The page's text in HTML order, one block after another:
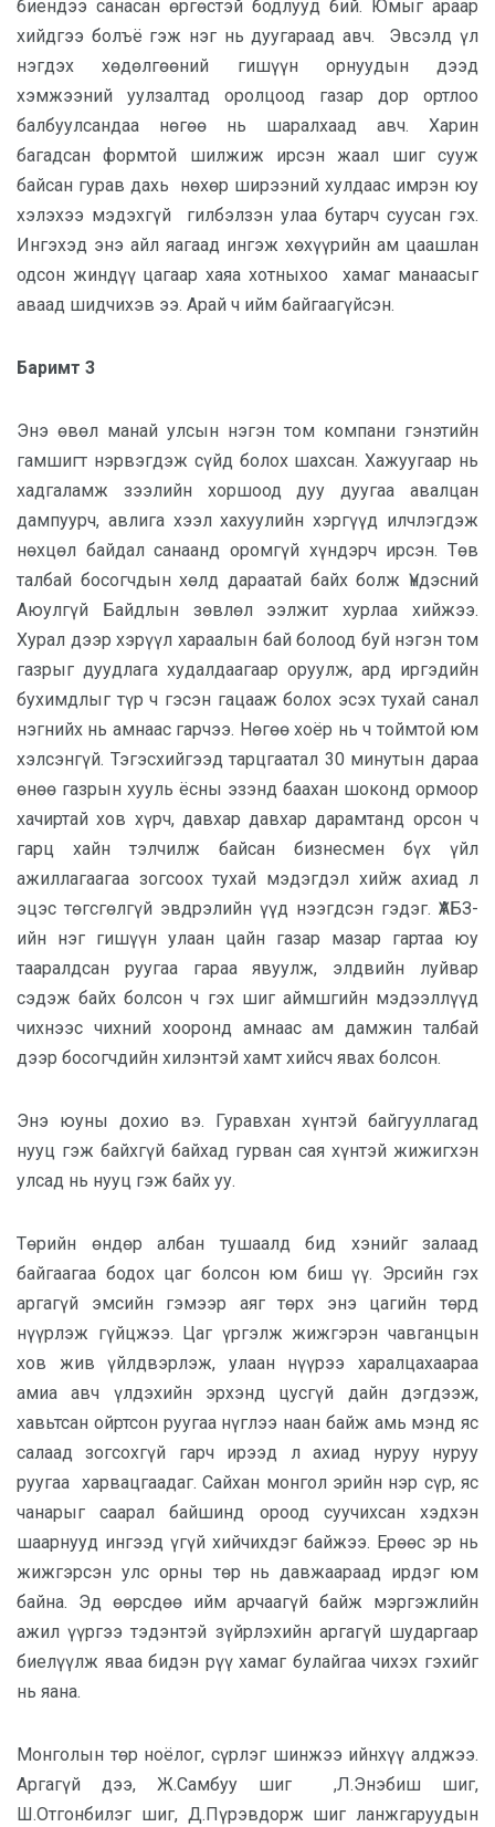
биендээ санасан өргөстэй бодлууд бий. Юмыг араар
хийдгээ болъё гэж нэг нь дуугараад авч. Эвсэлд үл
нэгдэх хөдөлгөөний гишүүн орнуудын дээд
хэмжээний уулзалтад оролцоод газар дор ортлоо
балбуулсандаа нөгөө нь шаралхаад авч. Харин
багадсан формтой шилжиж ирсэн жаал шиг сууж
байсан гурав дахь нөхөр ширээний хулдаас имрэн юу
хэлэхээ мэдэхгүй гилбэлзэн улаа бутарч суусан гэх.
Ингэхэд энэ айл яагаад ингэж хөхүүрийн ам цаашлан
одсон жиндүү цагаар хаяа хотныхоо хамаг манаасыг
аваад шидчихэв ээ. Арай ч ийм байгаагүйсэн.
Баримт 3
Энэ өвөл манай улсын нэгэн том компани гэнэтийн
гамшигт нэрвэгдэж сүйд болох шахсан. Хажуугаар нь
хадгаламж зээлийн хоршоод дуу дуугаа авалцан
дампуурч, авлига хээл хахуулийн хэргүүд илчлэгдэж
нөхцөл байдал санаанд оромгүй хүндэрч ирсэн. Төв
талбай босогчдын хөлд дараатай байх болж Үндэсний
Аюулгүй Байдлын зөвлөл ээлжит хурлаа хийжээ.
Хурал дээр хэрүүл хараалын бай болоод буй нэгэн том
газрыг дуудлага худалдаагаар оруулж, ард иргэдийн
бухимдлыг түр ч гэсэн гацааж болох эсэх тухай санал
нэгнийх нь амнаас гарчээ. Нөгөө хоёр нь ч тоймтой юм
хэлсэнгүй. Тэгэсхийгээд тарцгаатал 30 минутын дараа
өнөө газрын хууль ёсны эзэнд баахан шоконд ормоор
хачиртай хов хүрч, давхар давхар дарамтанд орсон ч
гарц хайн тэлчилж байсан бизнесмен бүх үйл
ажиллагаагаа зогсоох тухай мэдэгдэл хийж ахиад л
эцэс төгсгөлгүй эвдрэлийн үүд нээгдсэн гэдэг. ҮАБЗ-
ийн нэг гишүүн улаан цайн газар мазар гартаа юу
тааралдсан руугаа гараа явуулж, элдвийн луйвар
сэдэж байх болсон ч гэх шиг аймшгийн мэдээллүүд
чихнээс чихний хооронд амнаас ам дамжин талбай
дээр босогчдийн хилэнтэй хамт хийсч явах болсон.
Энэ юуны дохио вэ. Гуравхан хүнтэй байгууллагад
нууц гэж байхгүй байхад гурван сая хүнтэй жижигхэн
улсад нь нууц гэж байх уу.
Төрийн өндөр албан тушаалд бид хэнийг залаад
байгаагаа бодох цаг болсон юм биш үү. Эрсийн гэх
аргагүй эмсийн гэмээр аяг төрх энэ цагийн төрд
нүүрлэж гүйцжээ. Цаг үргэлж жижгэрэн чавганцын
хов жив үйлдвэрлэж, улаан нүүрээ харалцахаараа
амиа авч үлдэхийн эрхэнд цусгүй дайн дэгдээж,
хавьтсан ойртсон руугаа нүглээ наан байж амь мэнд яс
салаад зогсохгүй гарч ирээд л ахиад нуруу нуруу
руугаа харвацгаадаг. Сайхан монгол эрийн нэр сүр, яс
чанарыг саарал байшинд ороод суучихсан хэдхэн
шаарнууд ингээд үгүй хийчихдэг байжээ. Ерөөс эр нь
жижгэрсэн улс орны төр нь давжаараад ирдэг юм
байна. Эд өөрсдөө ийм арчаагүй байж мэргэжлийн
ажил үүргээ тэдэнтэй зүйрлэхийн аргагүй шударгаар
биелүүлж яваа бидэн рүү хамаг булайгаа чихэх гэхийг
нь яана.
Монголын төр ноёлог, сүрлэг шинжээ ийнхүү алджээ.
Аргагүй дээ, Ж.Самбуу шиг ,Л.Энэбиш шиг,
Ш.Отгонбилэг шиг, Д.Пүрэвдорж шиг ланжгаруудын